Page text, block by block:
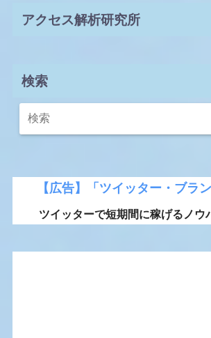
アクセス解析研究所
検索
【広告】「ツイッター・ブラ
ツイッターで短期間に稼げるノウ